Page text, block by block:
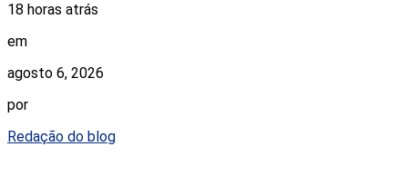
18 horas atrás
em
agosto 6, 2026
por
Redação do blog